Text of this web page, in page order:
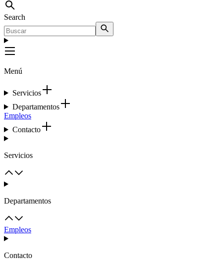
Search
Menú
Servicios
Departamentos
Empleos
Contacto
Servicios
Departamentos
Empleos
Contacto